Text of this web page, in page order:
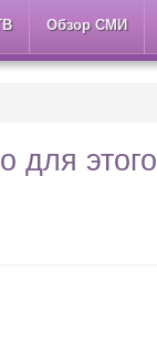
Обзор СМИ
для этого